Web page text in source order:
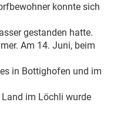
konnte sich
gestanden hatte.
Am 14. Juni, beim
in Bottighofen und im
im Löchli wurde